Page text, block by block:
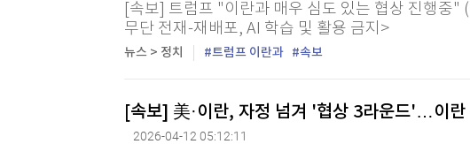
[속보] 트럼프 "이란과 매우 심도 있는 협상 진행중"
무단 전재-재배포, AI 학습 및 활용 금지>
뉴스 > 정치 트럼프 이란과 속보
[속보] 美·이란, 자정 넘겨 '협상 3라운드'…이
2026-04-12 05:12:11